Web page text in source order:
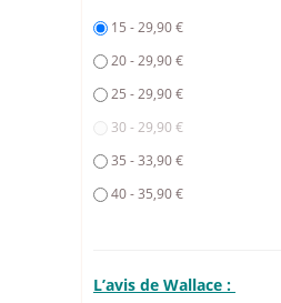
15 - 29,90 €
20 - 29,90 €
25 - 29,90 €
30 - 29,90 €
35 - 33,90 €
40 - 35,90 €
L’avis de Wallace :